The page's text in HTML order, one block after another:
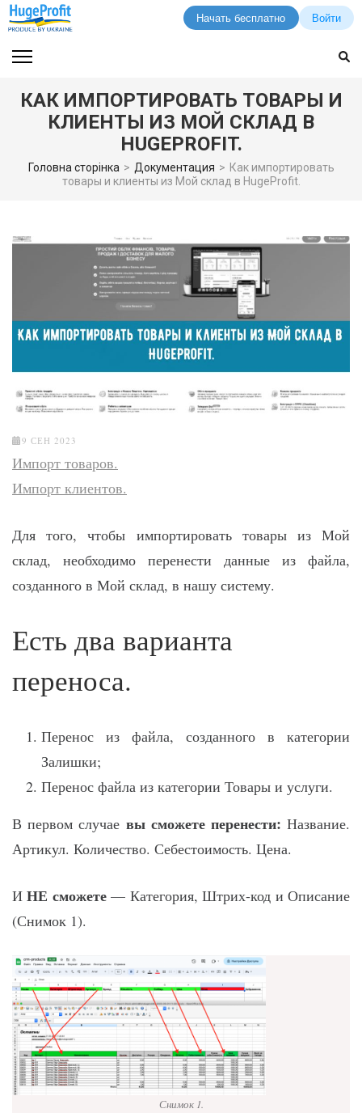
Начать бесплатно Войти
(нажмите
КАК ИМПОРТИРОВАТЬ ТОВАРЫ И
КЛИЕНТЫ ИЗ МОЙ СКЛАД В
HUGEPROFIT.
Головна сторінка > Документация > Как импортировать
товары и клиенты из Мой склад в HugeProfit.
9 СЕН 2023
Импорт товаров.
Импорт клиентов.
Для того, чтобы импортировать товары из Мой
склад, необходимо перенести данные из файла,
созданного в Мой склад, в нашу систему.
Есть два варианта
переноса.
Перенос из файла, созданного в категории
Залишки;
Перенос файла из категории Товары и услуги.
В первом случае вы сможете перенести: Название.
Артикул. Количество. Себестоимость. Цена.
ИНЕ сможете— Категория, Штрих-код и Описание
(Снимок 1).
Снимок 1.